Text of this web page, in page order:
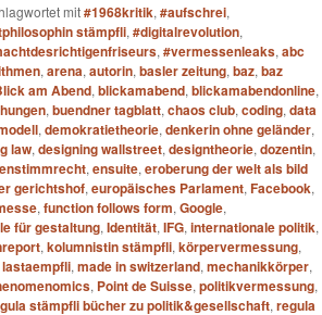
mit#1968kritik, #aufschrei,
stämpfli, #digitalrevolution,
, #vermessenleaks, abc
, arena, autorin, basler zeitung, baz, baz
am Abend, blickamabend, blickamabendonline,
, buendner tagblatt, chaos club, coding, data
, demokratietheorie, denkerin ohne geländer,
law, designing wallstreet, designtheorie, dozentin,
, ensuite, eroberung der welt als bild
gerichtshof, europäisches Parlament, Facebook,
, function follows form, Google,
für gestaltung, Identität, IFG, internationale politik,
, kolumnistin stämpfli, körpervermessung,
lastaempfli, made in switzerland, mechanikkörper,
, Point de Suisse, politikvermessung,
stämpfli bücher zu politik&gesellschaft, regula